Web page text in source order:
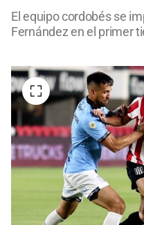
El equipo cordobés se
Fernández en el primer